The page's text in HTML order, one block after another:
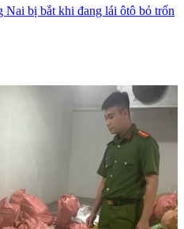
bị bắt khi đang lái ôtô bỏ trốn